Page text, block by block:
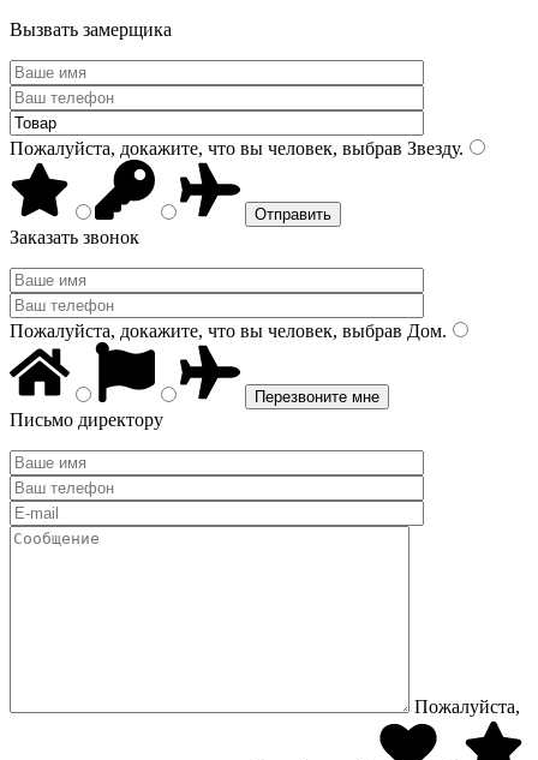
Вызвать замерщика
Пожалуйста, докажите, что вы человек, выбрав Звезду.
Заказать звонок
Пожалуйста, докажите, что вы человек, выбрав Дом.
Письмо директору
Пожалуйста,